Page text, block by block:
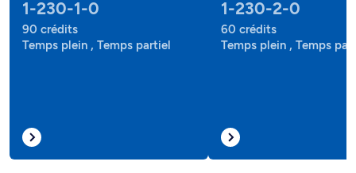
1-230-1-0
90 crédits
Temps plein , Temps partiel
1-230-2-0
60 crédits
Temps plein , Temps